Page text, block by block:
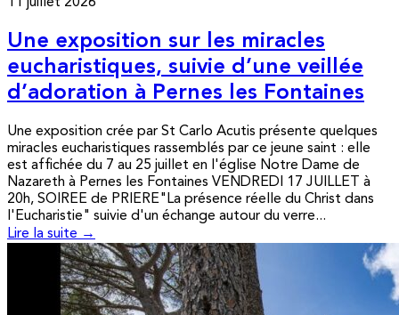
Une exposition sur les miracles
eucharistiques, suivie d’une veillée
d’adoration à Pernes les Fontaines
Une exposition crée par St Carlo Acutis présente quelques
miracles eucharistiques rassemblés par ce jeune saint : elle
est affichée du 7 au 25 juillet en l'église Notre Dame de
Nazareth à Pernes les Fontaines VENDREDI 17 JUILLET à
20h, SOIREE de PRIERE"La présence réelle du Christ dans
l'Eucharistie" suivie d'un échange autour du verre...
Lire la suite →